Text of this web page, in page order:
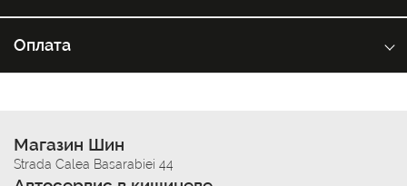
Оплата
Магазин Шин
Strada Calea Basarabiei 44